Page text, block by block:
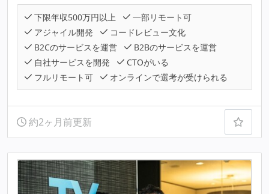
下限年収500万円以上
一部リモート可
アジャイル開発
コードレビュー文化
B2Cのサービスを運営
B2Bのサービスを運営
自社サービスを開発
CTOがいる
フルリモート可
オンラインで選考が受けられる
約2ヶ月前更新